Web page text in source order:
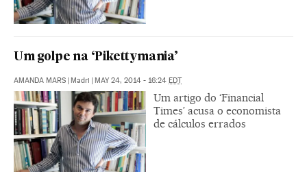
Um golpe na ‘Pikettymania’
AMANDA MARS | Madri | MAY 24, 2014 - 16:24 EDT
Um artigo do ‘Financial
Times’ acusa o economista
de cálculos errados